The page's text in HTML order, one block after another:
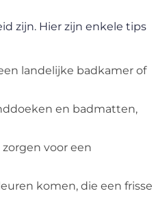
zijn. Hier zijn enkele tips
landelijke badkamer of
en badmatten,
voor een
komen, die een frisse